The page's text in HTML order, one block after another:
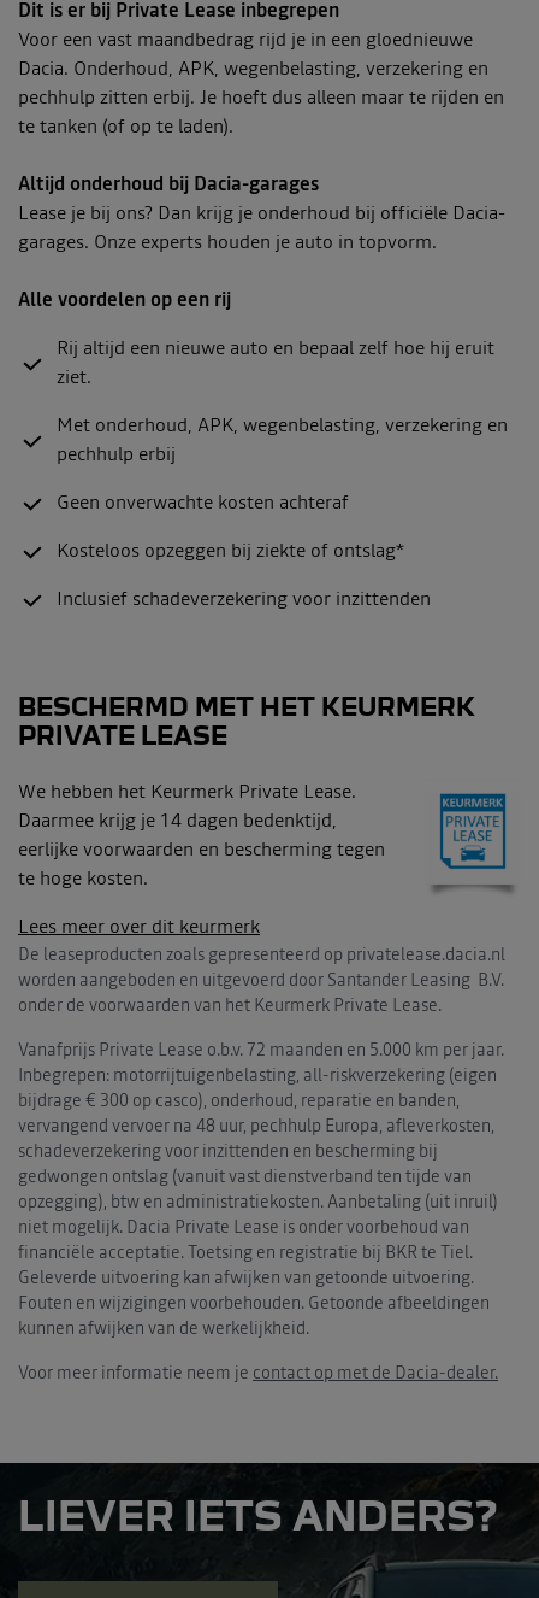
Dit is er bij Private Lease inbegrepen
Voor een vast maandbedrag rijd je in een gloednieuwe
Dacia. Onderhoud, APK, wegenbelasting, verzekering en
pechhulp zitten erbij. Je hoeft dus alleen maar te rijden en
te tanken (of op te laden).
Altijd onderhoud bij Dacia-garages
Lease je bij ons? Dan krijg je onderhoud bij officiële Dacia-
garages. Onze experts houden je auto in topvorm.
Alle voordelen op een rij
Rij altijd een nieuwe auto en bepaal zelf hoe hij eruit
ziet.
Met onderhoud, APK, wegenbelasting, verzekering en
pechhulp erbij
Geen onverwachte kosten achteraf
Kosteloos opzeggen bij ziekte of ontslag*
Inclusief schadeverzekering voor inzittenden
BESCHERMD MET HET KEURMERK
PRIVATE LEASE
We hebben het Keurmerk Private Lease.
Daarmee krijg je 14 dagen bedenktijd,
eerlijke voorwaarden en bescherming tegen
te hoge kosten.
Lees meer over dit keurmerk
De leaseproducten zoals gepresenteerd op privatelease.dacia.nl
worden aangeboden en uitgevoerd door Santander Leasing B.V.
onder de voorwaarden van het Keurmerk Private Lease.
Vanafprijs Private Lease o.b.v. 72 maanden en 5.000 km per jaar.
Inbegrepen: motorrijtuigenbelasting, all-riskverzekering (eigen
bijdrage € 300 op casco), onderhoud, reparatie en banden,
vervangend vervoer na 48 uur, pechhulp Europa, afleverkosten,
schadeverzekering voor inzittenden en bescherming bij
gedwongen ontslag (vanuit vast dienstverband ten tijde van
opzegging), btw en administratiekosten. Aanbetaling (uit inruil)
niet mogelijk. Dacia Private Lease is onder voorbehoud van
financiële acceptatie. Toetsing en registratie bij BKR te Tiel.
Geleverde uitvoering kan afwijken van getoonde uitvoering.
Fouten en wijzigingen voorbehouden. Getoonde afbeeldingen
kunnen afwijken van de werkelijkheid.
Voor meer informatie neem je contact op met de Dacia-dealer.
LIEVER IETS ANDERS?